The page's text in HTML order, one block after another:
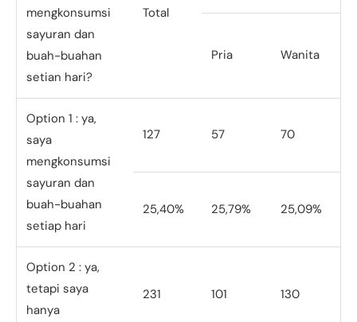
mengkonsumsi
sayuran dan
buah-buahan
setian hari?
Total
Pria Wanita
Option 1 : ya,
saya
mengkonsumsi
sayuran dan
buah-buahan
setiap hari
127 57 70
25,40% 25,79% 25,09%
Option 2 : ya,
tetapi saya
hanya
231 101 130